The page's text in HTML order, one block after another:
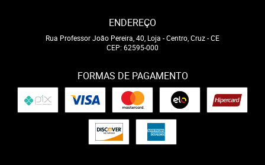
ENDEREÇO
Rua Professor João Pereira, 40, Loja -Centro, Cruz-CE
CEP: 62595-000
FORMAS DE PAGAMENTO